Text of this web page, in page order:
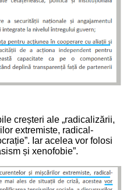
creșteri ale „radicalizării,
extremiste, radical-
Iar acelea vor folosi
și xenofobie”.